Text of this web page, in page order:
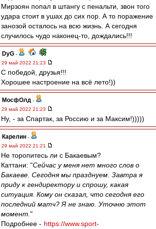
Мирзоян попал в штангу с пенальти, звон того
удара стоит в ушах до сих пор. А то поражение
занозой осталось на всю жизнь. А сегодня
случилось чудо наконец-то, дождались!!!
DyG -
29 май 2022 21:23
С победой, друзья!!!
Хорошее настроение на всё лето!))
МосфОлд -
29 май 2022 21:23
Ну, - за Спартак, за Россию и за Максим!)))))
Карелин -
29 май 2022 21:21
Не торопитесь ли с Бакаевым?
Каттани: "Сейчас у меня нет много слов о
Бакаеве. Сегодня мы празднуем. Завтра я
приду к гендиректору и спрошу, какая
ситуация. Кому он сказал, что сегодня его
последний матч? Я не знаю. Уточню этот
момент. "
Подробнее - https://www.sport-